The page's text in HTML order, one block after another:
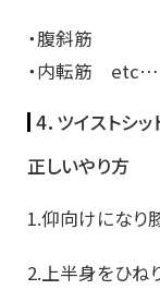
・腹斜筋
・内転筋 etc…
4．ツイストシッ
正しいやり方
1.仰向けになり
2.上半身をひね